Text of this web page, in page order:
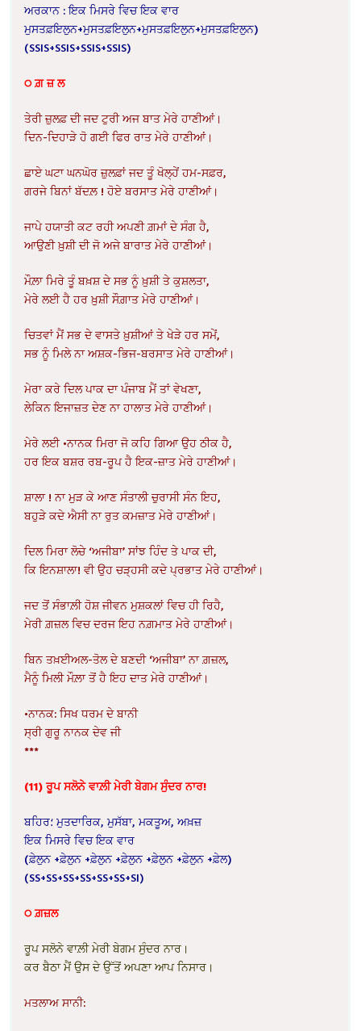
ਅਰਕਾਨ : ਇਕ ਮਿਸਰੇ ਵਿਚ ਇਕ ਵਾਰ
ਮੁਸਤਫ਼ਇਲੁਨ+ਮੁਸਤਫ਼ਇਲੁਨ+ਮੁਸਤਫ਼ਇਲੁਨ+ਮੁਸਤਫ਼ਇਲੁਨ)
(SSIS+SSIS+SSIS+SSIS)
੦ ਗ਼ ਜ਼ ਲ
ਤੇਰੀ ਜ਼ੁਲਫ਼ ਦੀ ਜਦ ਟੁਰੀ ਅਜ ਬਾਤ ਮੇਰੇ ਹਾਣੀਆਂ।
ਦਿਨ-ਦਿਹਾੜੇ ਹੋ ਗਈ ਫਿਰ ਰਾਤ ਮੇਰੇ ਹਾਣੀਆਂ।
ਛਾਏ ਘਟਾ ਘਨਘੋਰ ਜ਼ੁਲਫ਼ਾਂ ਜਦ ਤੂੰ ਖੋਲ੍ਹੇਂ ਹਮ-ਸਫ਼ਰ,
ਗਰਜੇ ਬਿਨਾਂ ਬੱਦਲ਼ ! ਹੋਏ ਬਰਸਾਤ ਮੇਰੇ ਹਾਣੀਆਂ।
ਜਾਪੇ ਹਯਾਤੀ ਕਟ ਰਹੀ ਅਪਣੀ ਗ਼ਮਾਂ ਦੇ ਸੰਗ ਹੈ,
ਆਉਣੀ ਖ਼ੁਸ਼ੀ ਦੀ ਜੋ ਅਜੇ ਬਾਰਾਤ ਮੇਰੇ ਹਾਣੀਆਂ।
ਮੌਲ਼ਾ ਮਿਰੇ ਤੂੰ ਬਖ਼ਸ਼ ਦੇ ਸਭ ਨੂੰ ਖ਼ੁਸ਼ੀ ਤੇ ਕੁਸ਼ਲਤਾ,
ਮੇਰੇ ਲਈ ਹੈ ਹਰ ਖ਼ੁਸ਼ੀ ਸੌਗ਼ਾਤ ਮੇਰੇ ਹਾਣੀਆਂ।
ਚਿਤਵਾਂ ਮੈਂ ਸਭ ਦੇ ਵਾਸਤੇ ਖ਼ੁਸ਼ੀਆਂ ਤੇ ਖੇੜੇ ਹਰ ਸਮੇਂ,
ਸਭ ਨੂੰ ਮਿਲੇ ਨਾ ਅਸ਼ਕ-ਭਿਜ-ਬਰਸਾਤ ਮੇਰੇ ਹਾਣੀਆਂ।
ਮੇਰਾ ਕਰੇ ਦਿਲ ਪਾਕ ਦਾ ਪੰਜਾਬ ਮੈਂ ਤਾਂ ਵੇਖਣਾ,
ਲੇਕਿਨ ਇਜਾਜ਼ਤ ਦੇਣ ਨਾ ਹਾਲਾਤ ਮੇਰੇ ਹਾਣੀਆਂ।
ਮੇਰੇ ਲਈ •ਨਾਨਕ ਮਿਰਾ ਜੋ ਕਹਿ ਗਿਆ ਉਹ ਠੀਕ ਹੈ,
ਹਰ ਇਕ ਬਸ਼ਰ ਰਬ-ਰੂਪ ਹੈ ਇਕ-ਜ਼ਾਤ ਮੇਰੇ ਹਾਣੀਆਂ।
ਸ਼ਾਲਾ ! ਨਾ ਮੁੜ ਕੇ ਆਣ ਸੰਤਾਲੀ ਚੁਰਾਸੀ ਸੰਨ ਇਹ,
ਬਹੁੜੇ ਕਦੇ ਐਸੀ ਨਾ ਰੁਤ ਕਮਜ਼ਾਤ ਮੇਰੇ ਹਾਣੀਆਂ।
ਦਿਲ ਮਿਰਾ ਲੋਚੇ ‘ਅਜੀਬਾ’ ਸਾਂਝ ਹਿੰਦ ਤੇ ਪਾਕ ਦੀ,
ਕਿ ਇਨਸ਼ਾਲਾ! ਵੀ ਉਹ ਚੜ੍ਹਸੀ ਕਦੇ ਪ੍ਰਭਾਤ ਮੇਰੇ ਹਾਣੀਆਂ।
ਜਦ ਤੋਂ ਸੰਭਾਲ਼ੀ ਹੋਸ਼ ਜੀਵਨ ਮੁਸ਼ਕਲਾਂ ਵਿਚ ਹੀ ਰਿਹੈ,
ਮੇਰੀ ਗ਼ਜ਼ਲ ਵਿਚ ਦਰਜ ਇਹ ਨਗ਼ਮਾਤ ਮੇਰੇ ਹਾਣੀਆਂ।
ਬਿਨ ਤਖ਼ਈਅਲ-ਤੋਲ ਦੇ ਬਣਦੀ ‘ਅਜੀਬਾ’ ਨਾ ਗ਼ਜ਼ਲ,
ਮੈਨੂੰ ਮਿਲੀ ਮੌਲ਼ਾ ਤੋਂ ਹੈ ਇਹ ਦਾਤ ਮੇਰੇ ਹਾਣੀਆਂ।
•ਨਾਨਕ: ਸਿਖ ਧਰਮ ਦੇ ਬਾਨੀ
ਸ੍ਰੀ ਗੁਰੂ ਨਾਨਕ ਦੇਵ ਜੀ
***
(11) ਰੂਪ ਸਲੋਨੇ ਵਾਲ਼ੀ ਮੇਰੀ ਬੇਗਮ ਸੁੰਦਰ ਨਾਰ!
ਬਹਿਰ؛ ਮੁਤਦਾਰਿਕ, ਮੁਸੱਬਾ, ਮਕਤੂਅ, ਅਖ਼ਜ਼
ਇਕ ਮਿਸਰੇ ਵਿਚ ਇਕ ਵਾਰ
(ਫ਼ੇਲੁਨ +ਫ਼ੇਲੁਨ +ਫ਼ੇਲੁਨ +ਫ਼ੇਲੁਨ +ਫ਼ੇਲੁਨ +ਫ਼ੇਲੁਨ +ਫ਼ੇਲ)
(SS+SS+SS+SS+SS+SS+SI)
੦ ਗ਼ਜ਼ਲ
ਰੂਪ ਸਲੋਨੇ ਵਾਲ਼ੀ ਮੇਰੀ ਬੇਗਮ ਸੁੰਦਰ ਨਾਰ।
ਕਰ ਬੈਠਾ ਮੈਂ ਉਸ ਦੇ ਉੱਤੋਂ ਅਪਣਾ ਆਪ ਨਿਸਾਰ।
ਮਤਲਾਅ ਸਾਨੀ: